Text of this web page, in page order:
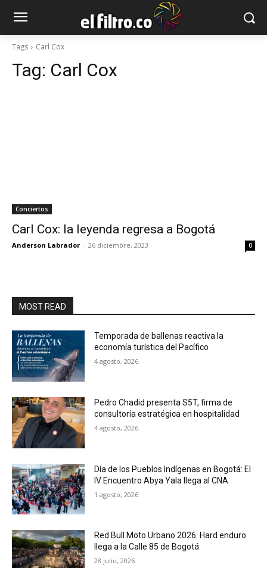
Tags Carl Cox
Tag: Carl Cox
Conciertos
Carl Cox: la leyenda regresa a Bogotá
Anderson Labrador - 26 diciembre, 2023 0
MOST READ
Temporada de ballenas reactiva la
economía turística del Pacífico
4 agosto, 2026
Pedro Chadid presenta S5T, firma de
consultoría estratégica en hospitalidad
4 agosto, 2026
Día de los Pueblos Indígenas en Bogotá: El
IV Encuentro Abya Yala llega al CNA
1 agosto, 2026
Red Bull Moto Urbano 2026: Hard enduro
llega a la Calle 85 de Bogotá
28 julio, 2026